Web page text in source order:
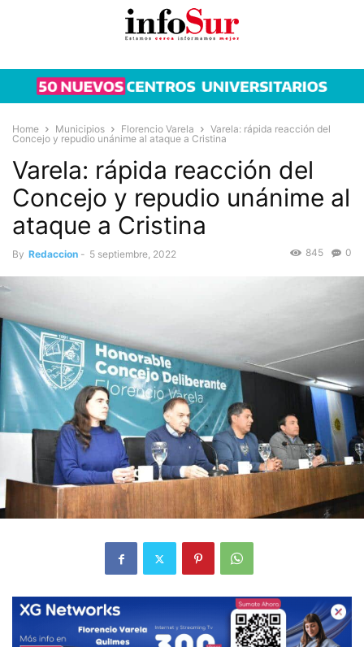
Home Municipios Florencio Varela
Varela: rápida reacción del
Concejo y repudio unánime al ataque a Cristina
Varela: rápida reacción del
Concejo y repudio unánime al
ataque a Cristina
By Redaccion - 5 septiembre, 2022 0
845